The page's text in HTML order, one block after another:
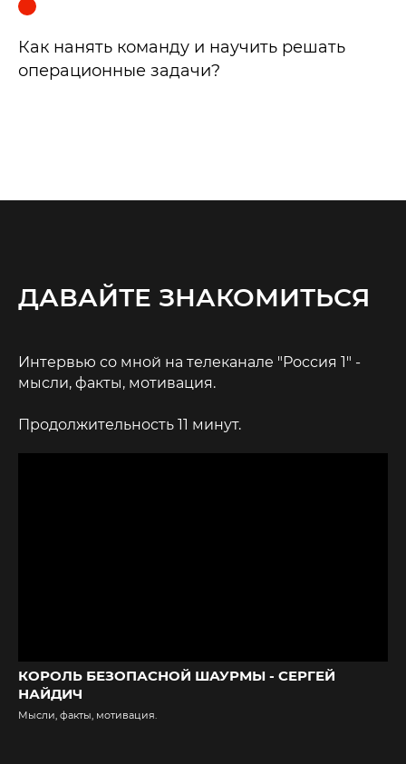
Как нанять команду и научить решать
операционные задачи?
ДАВАЙТЕ ЗНАКОМИТЬСЯ
Интервью со мной на телеканале "Россия 1" -
мысли, факты, мотивация.
Продолжительность 11 минут.
КОРОЛЬ БЕЗОПАСНОЙ ШАУРМЫ - СЕРГЕЙ
НАЙДИЧ
Мысли, факты, мотивация.